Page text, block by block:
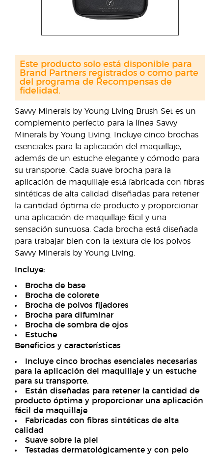
Savvy Minerals by Young Living Brush Set es un
complemento perfecto para la línea Savvy
Minerals by Young Living. Incluye cinco brochas
esenciales para la aplicación del maquillaje,
además de un estuche elegante y cómodo para
su transporte. Cada suave brocha para la
aplicación de maquillaje está fabricada con fibras
sintéticas de alta calidad diseñadas para retener
la cantidad óptima de producto y proporcionar
una aplicación de maquillaje fácil y una
sensación suntuosa. Cada brocha está diseñada
para trabajar bien con la textura de los polvos
Savvy Minerals by Young Living.
Incluye:
Brocha de base
Brocha de colorete
Brocha de polvos fijadores
Brocha para difuminar
Brocha de sombra de ojos
Estuche
Beneficios y características
Incluye cinco brochas esenciales necesarias
para la aplicación del maquillaje y un estuche
para su transporte.
Están diseñadas para retener la cantidad de
producto óptima y proporcionar una aplicación
fácil de maquillaje
Fabricadas con fibras sintéticas de alta
calidad
Suave sobre la piel
Testadas dermatológicamente y con pelo
Este producto solo está disponible para
Brand Partners registrados o como parte
del programa de Recompensas de
fidelidad.